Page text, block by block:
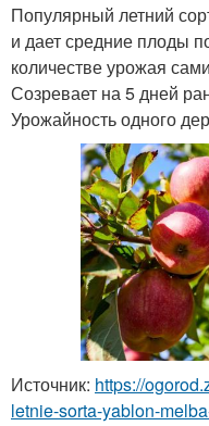
Популярный летний
и дает средние плоды
количестве урожая
Созревает на 5 дней
Урожайность одного
Источник: https://
letnie-sorta-yablon-